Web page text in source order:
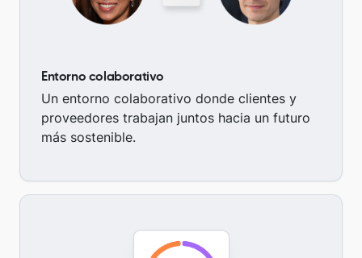
Entorno colaborativo
Un entorno colaborativo donde clientes y
proveedores trabajan juntos hacia un futuro
más sostenible.